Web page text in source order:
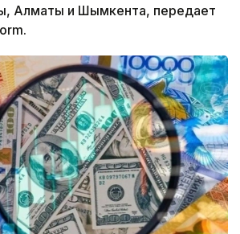
Алматы и Шымкента, передает